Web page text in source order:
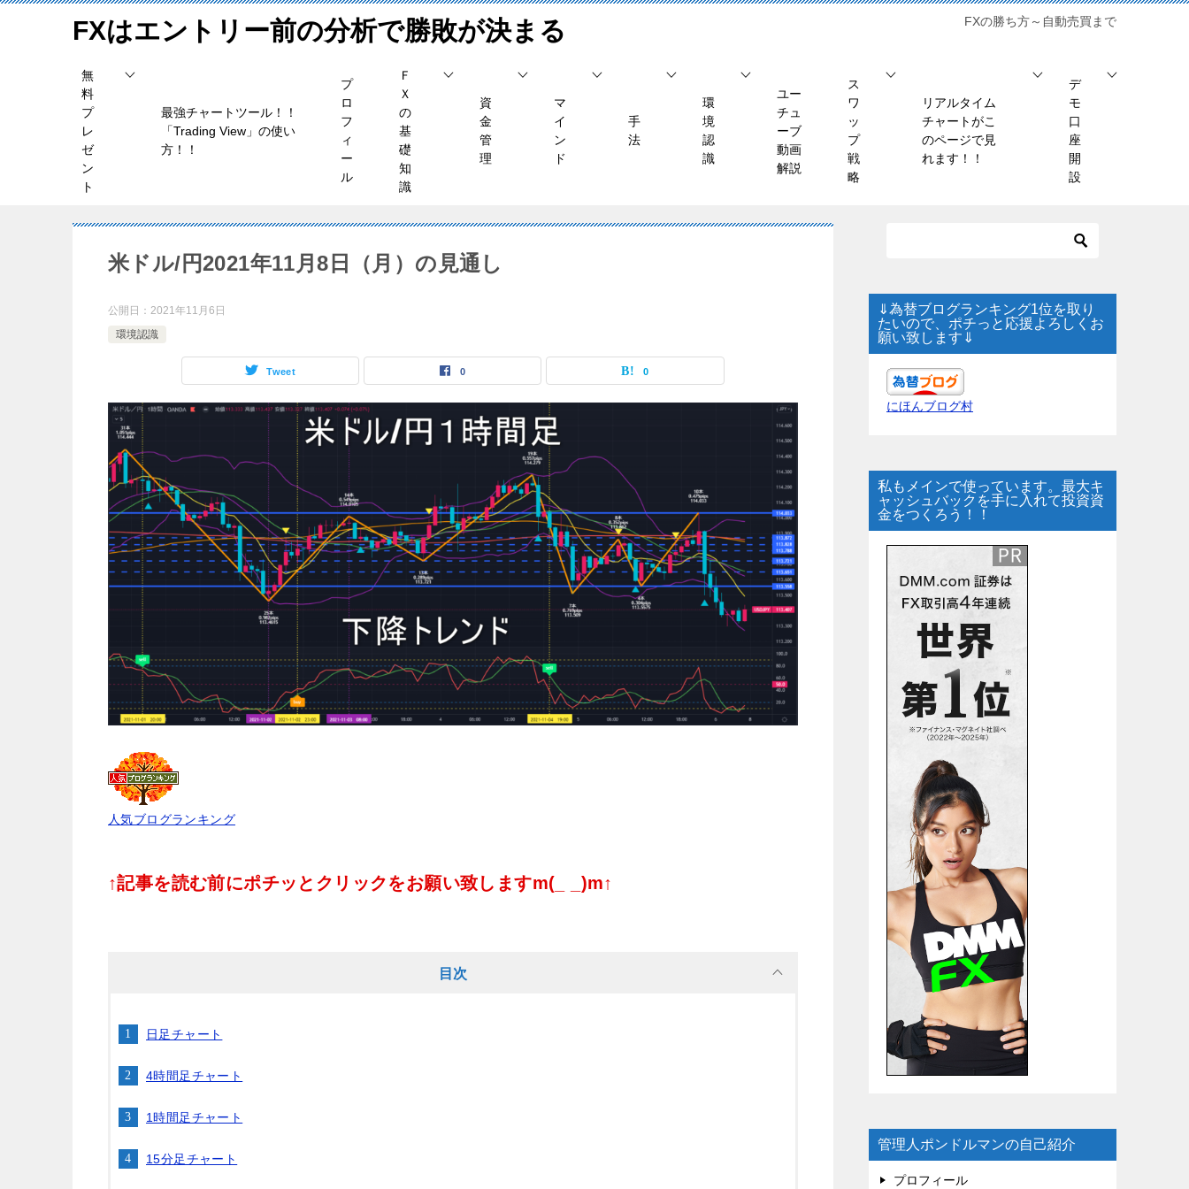
FXはエントリー前の分析で勝敗が決まる FXの勝ち方～自動売買まで
無
料
プ
レ
ゼ
ン
ト
最強チャートツール！！
「Trading View」の使い
方！！
プ
ロ
フ
ィ
ー
ル
Ｆ
Ｘ
の
基
礎
知
識
資
金
管
理
マ
イ
ン
ド
手
法
環
境
認
識
ユー
チュ
ーブ
動画
解説
ス
ワ
ッ
プ
戦
略
リアルタイム
チャートがこ
のページで見
れます！！
デ
モ
口
座
開
設
米ドル/円2021年11月8日（月）の見通し
公開日： 2021年11月6日
環境認識
Tweet 0 0
人気ブログランキング
↑記事を読む前にポチッとクリックをお願い致しますm(_ _)m↑
目次
日足チャート
4時間足チャート
1時間足チャート
15分足チャート
⇓為替ブログランキング1位を取り
たいので、ポチっと応援よろしくお
願い致します⇓
にほんブログ村
私もメインで使っています。最大キ
ャッシュバックを手に入れて投資資
金をつくろう！！
管理人ポンドルマンの自己紹介
プロフィール